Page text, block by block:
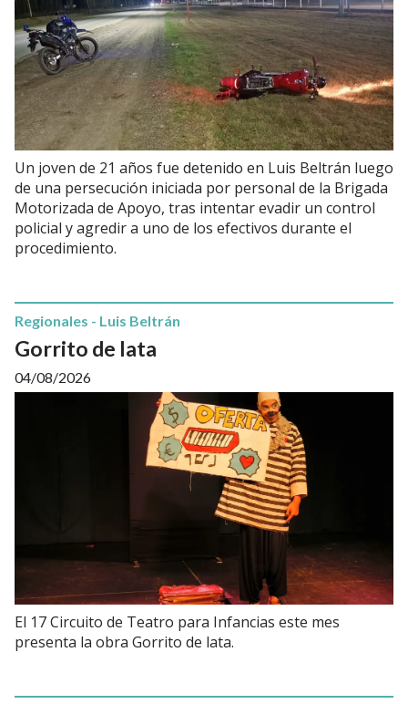
Un joven de 21 años fue detenido en Luis Beltrán luego
de una persecución iniciada por personal de la Brigada
Motorizada de Apoyo, tras intentar evadir un control
policial y agredir a uno de los efectivos durante el
procedimiento.
Gorrito de lata
Regionales - Luis Beltrán
04/08/2026
El 17 Circuito de Teatro para Infancias este mes
presenta la obra Gorrito de lata.